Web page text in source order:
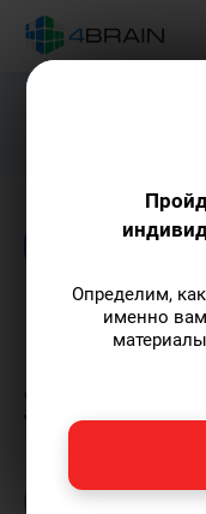
Подарим
польза,
участие
Марк Брайт—
Определим,
именно